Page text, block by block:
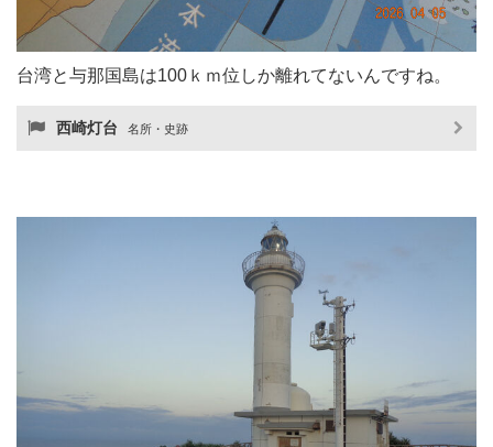
台湾と与那国島は100ｋｍ位しか離れてないんですね。
西崎灯台 名所・史跡